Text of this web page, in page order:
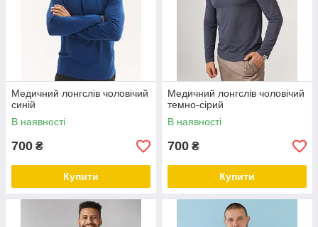
Медичний лонгслів чоловічий
синій
В наявності
700 ₴
Купити
Медичний лонгслів чоловічий
темно-сірий
В наявності
700 ₴
Купити